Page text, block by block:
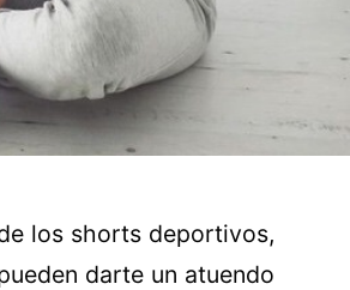
los shorts deportivos,
darte un atuendo